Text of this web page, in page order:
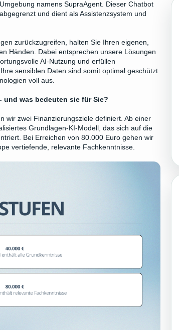
namens SupraAgent. Dieser Chatbot
und dient als Assistenzsystem und
zurückzugreifen, halten Sie Ihren eigenen,
Händen. Dabei entsprechen unsere Lösungen
AI-Nutzung und erfüllen
sensiblen Daten sind somit optimal geschützt
voll aus.
und was bedeuten sie für Sie?
wir zwei Finanzierungsziele definiert. Ab einer
Grundlagen-KI-Modell, das sich auf die
Bei Erreichen von 80.000 Euro gehen wir
vertiefende, relevante Fachkenntnisse.